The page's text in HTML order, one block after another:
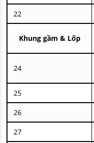
22
Khung gầm & Lốp
24
25
26
27